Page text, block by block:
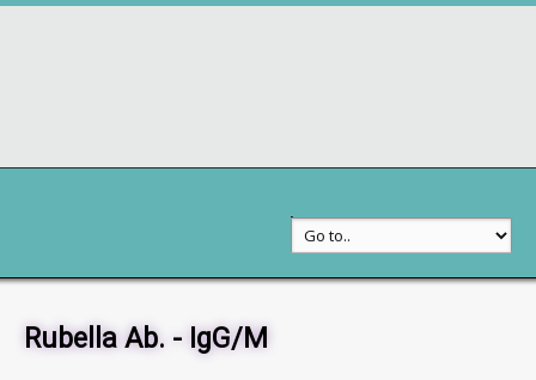
Rubella Ab. - IgG/M